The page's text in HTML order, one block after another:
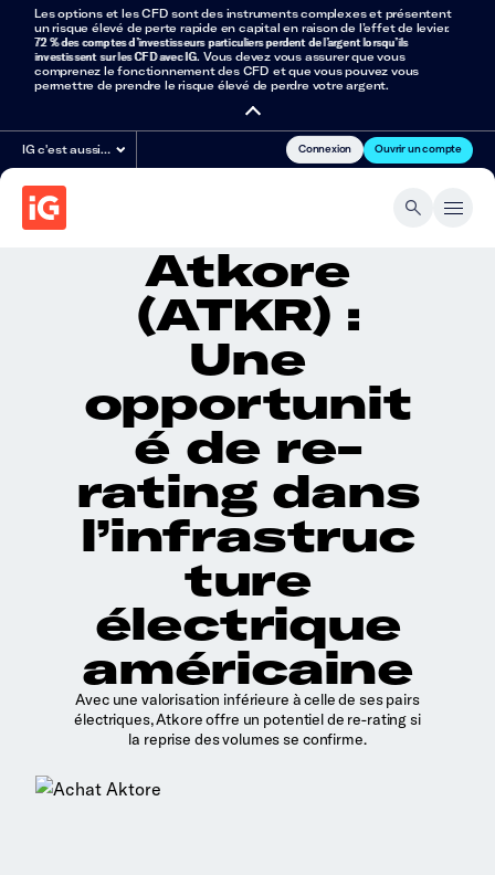
Les options et les CFD sont des instruments complexes et présentent
un risque élevé de perte rapide en capital en raison de l’effet de levier.
72 % des comptes d’investisseurs particuliers perdent de l’argent lorsqu’ils
investissent sur les CFD avec IG. Vous devez vous assurer que vous
comprenez le fonctionnement des CFD et que vous pouvez vous
permettre de prendre le risque élevé de perdre votre argent.
IG c'est aussi… Connexion Ouvrir un compte
Atkore
(ATKR) :
Une
opportunit
é de re-
rating dans
l’infrastruc
ture
électrique
américaine
Avec une valorisation inférieure à celle de ses pairs
électriques, Atkore offre un potentiel de re-rating si
la reprise des volumes se confirme.